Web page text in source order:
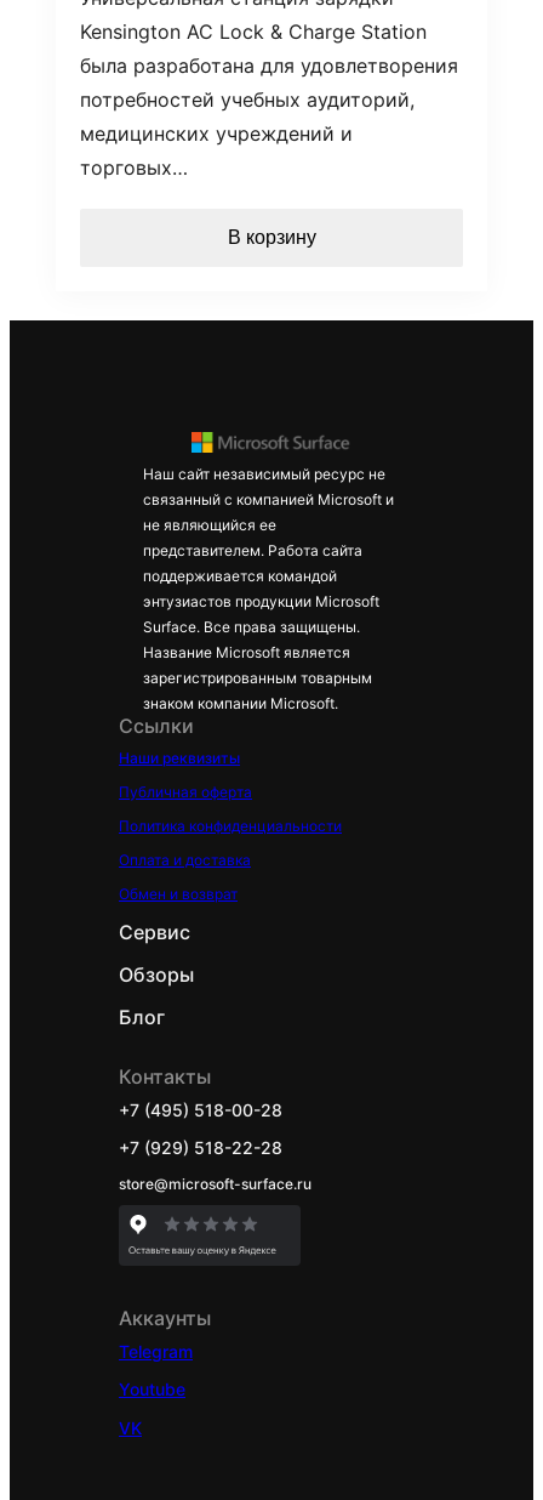
Kensington AC Lock & Charge Station
была разработана для удовлетворения
потребностей учебных аудиторий,
медицинских учреждений и
торговых…
В корзину
Наш сайт независимый ресурс не
связанный с компанией Microsoft и
не являющийся ее
представителем. Работа сайта
поддерживается командой
энтузиастов продукции Microsoft
Surface. Все права защищены.
Название Microsoft является
зарегистрированным товарным
знаком компании Microsoft.
Ссылки
Наши реквизиты
Публичная оферта
Политика конфиденциальности
Оплата и доставка
Обмен и возврат
Сервис
Обзоры
Блог
Контакты
+7 (495) 518-00-28
+7 (929) 518-22-28
store@microsoft-surface.ru
Аккаунты
Telegram
Youtube
VK